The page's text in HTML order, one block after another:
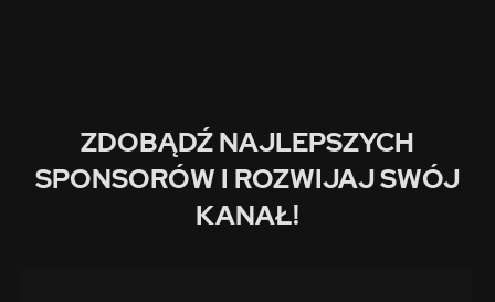
ZDOBĄDŹ NAJLEPSZYCH
SPONSORÓW I ROZWIJAJ SWÓJ
KANAŁ!